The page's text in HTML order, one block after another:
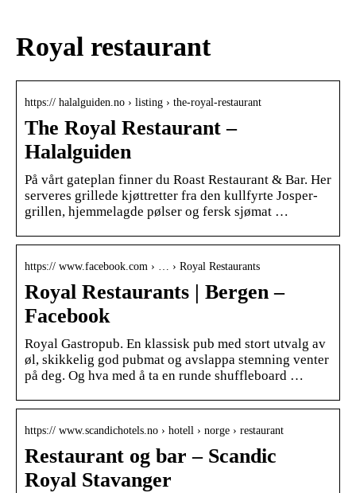
Royal restaurant
https:// halalguiden.no › listing › the-royal-restaurant
The Royal Restaurant –
Halalguiden
På vårt gateplan finner du Roast Restaurant & Bar. Her
serveres grillede kjøttretter fra den kullfyrte Josper-
grillen, hjemmelagde pølser og fersk sjømat …
https:// www.facebook.com › … › Royal Restaurants
Royal Restaurants | Bergen –
Facebook
Royal Gastropub. En klassisk pub med stort utvalg av
øl, skikkelig god pubmat og avslappa stemning venter
på deg. Og hva med å ta en runde shuffleboard …
https:// www.scandichotels.no › hotell › norge › restaurant
Restaurant og bar – Scandic
Royal Stavanger